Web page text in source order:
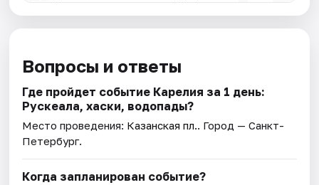
Вопросы и ответы
Где пройдет событие Карелия за 1 день:
Рускеала, хаски, водопады?
Место проведения: Казанская пл.. Город — Санкт-
Петербург.
Когда запланирован событие?